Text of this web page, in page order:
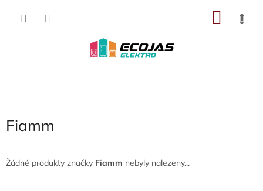
Fiamm
Žádné produkty značky Fiamm nebyly nalezeny...